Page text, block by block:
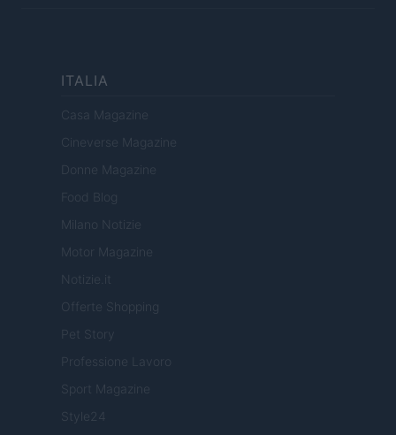
ITALIA
Casa Magazine
Cineverse Magazine
Donne Magazine
Food Blog
Milano Notizie
Motor Magazine
Notizie.it
Offerte Shopping
Pet Story
Professione Lavoro
Sport Magazine
Style24